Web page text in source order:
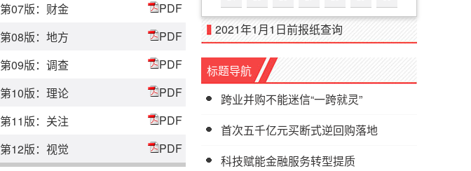
第07版：财金
PDF
第08版：地方
PDF
第09版：调查
PDF
第10版：理论
PDF
第11版：关注
PDF
第12版：视觉
PDF
2021年1月1日前报纸查询
标题导航
跨业并购不能迷信“一跨就灵”
首次五千亿元买断式逆回购落地
科技赋能金融服务转型提质